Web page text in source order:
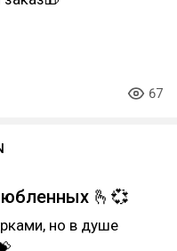
67
🫰💞
но в душе